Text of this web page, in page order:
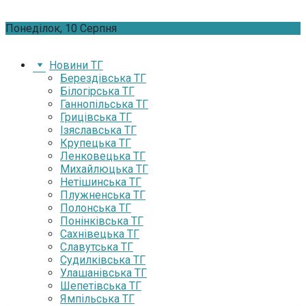
Skip
Понеділок, 10 Серпня
Новини ТГ
Берездівська ТГ
Білогірська ТГ
Ганнопільська ТГ
Грицівська ТГ
Ізяславська ТГ
Крупецька ТГ
Ленковецька ТГ
Михайлюцька ТГ
Нетішинська ТГ
Плужненська ТГ
Полонська ТГ
Понінківська ТГ
Сахнівецька ТГ
Славутська ТГ
Судилківська ТГ
Улашанівська ТГ
Шепетівська ТГ
Ямпільська ТГ